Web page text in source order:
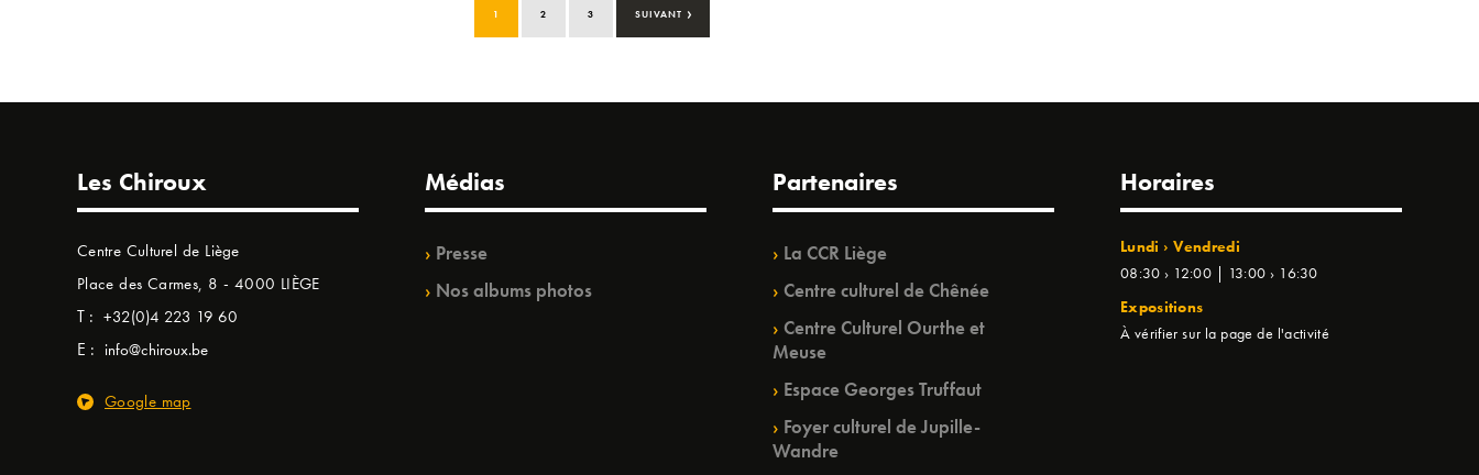
1 2 3 SUIVANT ›
Les Chiroux
Centre Culturel de Liège
Place des Carmes, 8 - 4000 LIÈGE
T : +32(0)4 223 19 60
E : info@chiroux.be
Google map
Médias
Presse
Nos albums photos
Partenaires
La CCR Liège
Centre culturel de Chênée
Centre Culturel Ourthe et
Meuse
Espace Georges Truffaut
Foyer culturel de Jupille-
Wandre
Horaires
Lundi › Vendredi
08:30 › 12:00 | 13:00 › 16:30
Expositions
À vérifier sur la page de l'activité